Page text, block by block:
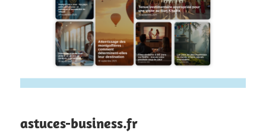
astuces-business.fr